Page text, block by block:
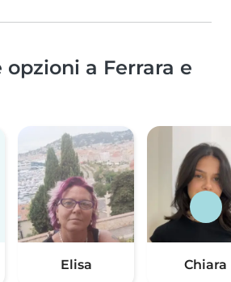
a Ferrara e
Elisa Chiara